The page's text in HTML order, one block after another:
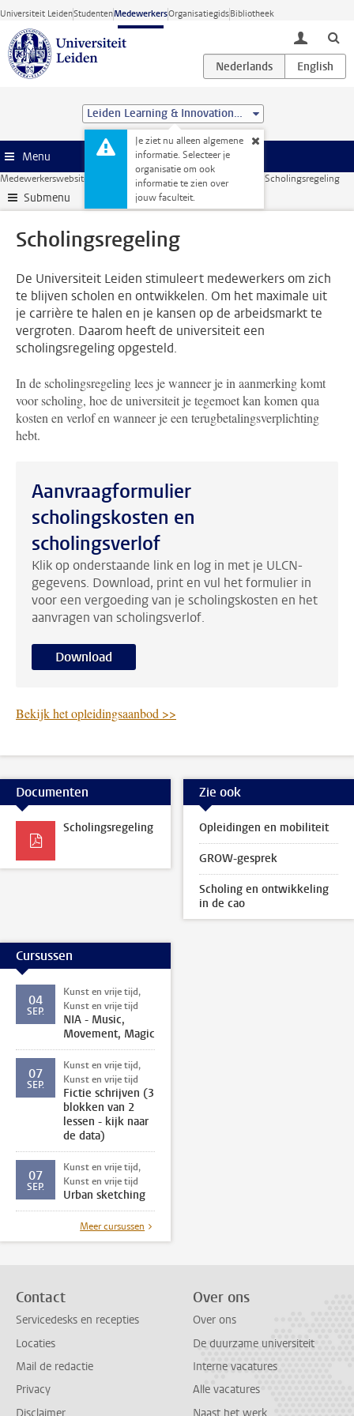
Ga direct naar de inhoud
Universiteit LeidenStudentenMedewerkersOrganisatiegidsBibliotheek
toggle
Leiden Learning & Innovation Centre
Je ziet nu alleen algemene
informatie. Selecteer je
organisatie om ook
informatie te zien over
jouw faculteit.
Menu
Medewerkerswebsite Leren en ontwikkelen Scholingsregeling
Submenu
Scholingsregeling
De Universiteit Leiden stimuleert medewerkers om zich
te blijven scholen en ontwikkelen. Om het maximale uit
je carrière te halen en je kansen op de arbeidsmarkt te
vergroten. Daarom heeft de universiteit een
scholingsregeling opgesteld.
In de scholingsregeling lees je wanneer je in aanmerking komt
voor scholing, hoe de universiteit je tegemoet kan komen qua
kosten en verlof en wanneer je een terugbetalingsverplichting
hebt.
Aanvraagformulier
scholingskosten en
scholingsverlof
Klik op onderstaande link en log in met je ULCN-
gegevens. Download, print en vul het formulier in
voor een vergoeding van je scholingskosten en het
aanvragen van scholingsverlof.
Download
Bekijk het opleidingsaanbod >>
Documenten
Scholingsregeling
Zie ook
Opleidingen en mobiliteit
GROW-gesprek
Scholing en ontwikkeling
in de cao
Cursussen
04
SEP.
Kunst en vrije tijd,
Kunst en vrije tijd
NIA - Music,
Movement, Magic
07
SEP.
Kunst en vrije tijd,
Kunst en vrije tijd
Fictie schrijven (3
blokken van 2
lessen - kijk naar
de data)
07
SEP.
Kunst en vrije tijd,
Kunst en vrije tijd
Urban sketching
Meer cursussen
Contact
Servicedesks en recepties
Locaties
Mail de redactie
Privacy
Disclaimer
Over ons
Over ons
De duurzame universiteit
Interne vacatures
Alle vacatures
Naast het werk